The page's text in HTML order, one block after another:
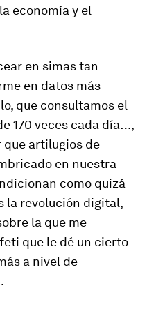
economía y el
en simas tan
en datos más
que consultamos el
170 veces cada día…,
que artilugios de
en nuestra
como quizá
la revolución digital,
la que me
que le dé un cierto
a nivel de